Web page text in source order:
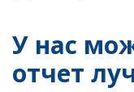
У нас
отчет